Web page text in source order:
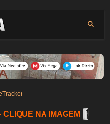
NA IMAGEM